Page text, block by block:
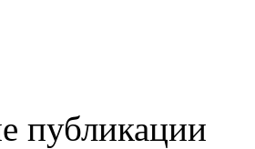
публикации